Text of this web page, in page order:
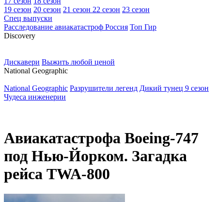
19 сезон 20 сезон 21 сезон 22 сезон 23 сезон
Спец выпуски
Расследование авиакатастроф Россия Топ Гир
Discovery
Дискавери Выжить любой ценой
National Geographic
National Geographic Разрушители легенд Дикий тунец 9 сезон
Чудеса инженерии
Авиакатастрофа Boeing-747
под Нью-Йорком. Загадка
рейса TWA-800